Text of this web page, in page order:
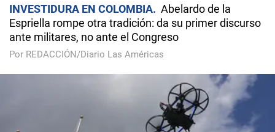
INVESTIDURA EN COLOMBIA
Abelardo de la
Espriella rompe otra tradición: da su primer discurso
ante militares, no ante el Congreso
Por REDACCIÓN/Diario Las Américas